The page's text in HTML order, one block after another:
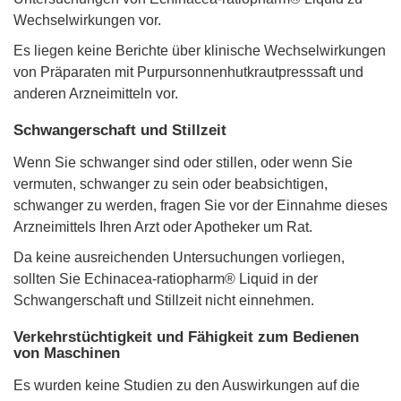
Wechselwirkungen vor.
Es liegen keine Berichte über klinische Wechselwirkungen
von Präparaten mit Purpursonnenhutkrautpresssaft und
anderen Arzneimitteln vor.
Schwangerschaft und Stillzeit
Wenn Sie schwanger sind oder stillen, oder wenn Sie
vermuten, schwanger zu sein oder beabsichtigen,
schwanger zu werden, fragen Sie vor der Einnahme dieses
Arzneimittels Ihren Arzt oder Apotheker um Rat.
Da keine ausreichenden Untersuchungen vorliegen,
sollten Sie Echinacea-ratiopharm® Liquid in der
Schwangerschaft und Stillzeit nicht einnehmen.
Verkehrstüchtigkeit und Fähigkeit zum Bedienen
von Maschinen
Es wurden keine Studien zu den Auswirkungen auf die